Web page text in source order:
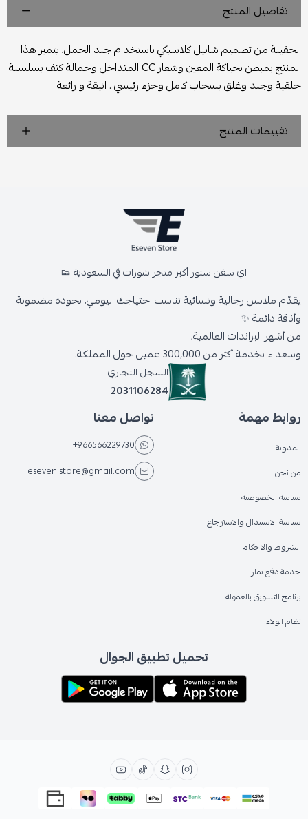
تفاصيل المنتج
الحقيبة من تصميم شانيل كلاسيكي باستخدام جلد الحمل، يتميز هذا
المنتج بمبطن بحياكة المعين وشعار CC المتداخل وحمالة كتف بسلسلة
حلقية وجلد وغلق بسحاب كامل وجزء رئيسي . انيقة و رائعة
تقييمات المنتج
اي سفن ستور أكبر متجر شوزات في السعودية 👟
يقدّم ملابس رجالية ونسائية تناسب احتياجك اليومي، بجودة مضمونة
وأناقة دائمة ✨
من أشهر البراندات العالمية،
وسعداء بخدمة أكثر من 300,000 عميل حول المملكة.
السجل التجاري
2031106284
روابط مهمة
المدونة
من نحن
سياسة الخصوصية
سياسة الاستبدال والاسترجاع
الشروط والاحكام
خدمة دفع تمارا
برنامج التسويق بالعمولة
نظام الولاء
تواصل معنا
+966566229730
eseven.store@gmail.com
تحميل تطبيق الجوال